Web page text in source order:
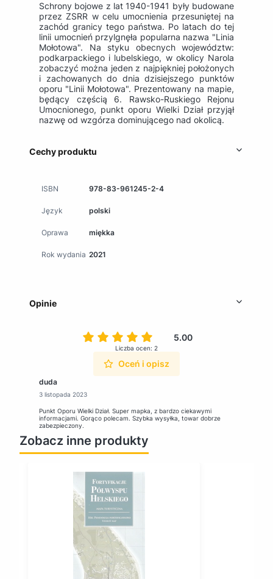
Schrony bojowe z lat 1940-1941 były budowane
przez ZSRR w celu umocnienia przesuniętej na
zachód granicy tego państwa. Po latach do tej
linii umocnień przylgnęła popularna nazwa "Linia
Mołotowa". Na styku obecnych województw:
podkarpackiego i lubelskiego, w okolicy Narola
zobaczyć można jeden z najpiękniej położonych
i zachowanych do dnia dzisiejszego punktów
oporu "Linii Mołotowa". Prezentowany na mapie,
będący częścią 6. Rawsko-Ruskiego Rejonu
Umocnionego, punkt oporu Wielki Dział przyjął
nazwę od wzgórza dominującego nad okolicą.
Cechy produktu
ISBN 978-83-961245-2-4
Język polski
Oprawa miękka
Rok wydania 2021
Opinie
5.00
Liczba ocen: 2
Oceń i opisz
duda
3 listopada 2023
Punkt Oporu Wielki Dział. Super mapka, z bardzo ciekawymi
informacjami. Gorąco polecam. Szybka wysyłka, towar dobrze
zabezpieczony.
Zobacz inne produkty